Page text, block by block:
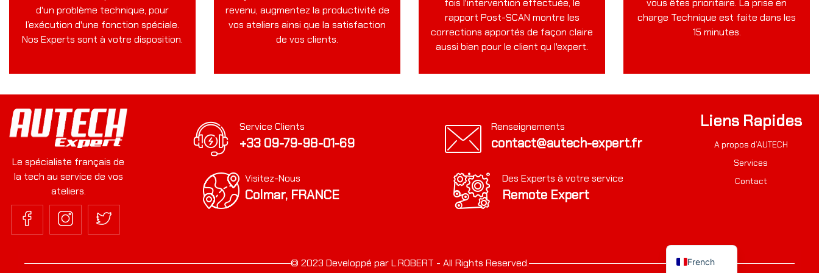
d'un problème technique, pour
l’exécution d'une fonction spéciale.
Nos Experts sont à votre disposition.
En savoir +
revenu, augmentez la productivité de
vos ateliers ainsi que la satisfaction
de vos clients.
ateliers
Nous vous accompagnons aussi bien
fois l'intervention effectuée, le
rapport Post-SCAN montre les
corrections apportés de façon claire
aussi bien pour le client qu l'expert.
Rapport Préscan & Postcan
vous êtes prioritaire. La prise en
charge Technique est faite dans les
15 minutes.
Parce que les technologies n'ont de
cesse d'évoluer, les constructeurs
Le spécialiste français de
la tech au service de vos
ateliers.
Service Clients
+33 09-79-98-01-69
Renseignements
contact@autech-expert.fr
Visitez-Nous
Colmar, FRANCE
Des Experts à votre service
Remote Expert
Liens Rapides
A propos d’AUTECH
Services
Contact
© 2023 Developpé par L.ROBERT - All Rights Reserved. French